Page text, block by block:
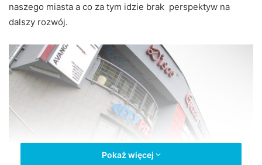
l
naszego miasta a co za tym idzie brak perspektyw na
dalszy rozwój.
Pokaż więcej